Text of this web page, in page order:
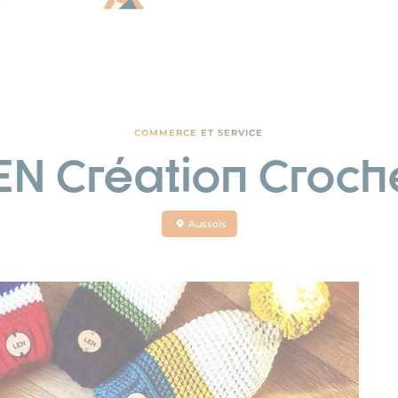
COMMERCE ET SERVICE
Création
Aussois